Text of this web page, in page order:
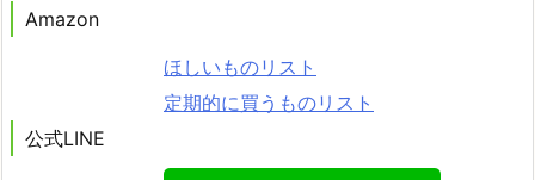
Amazon
ほしいものリスト
定期的に買うものリスト
公式LINE